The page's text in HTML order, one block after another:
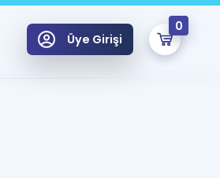
Üye Girişi
0